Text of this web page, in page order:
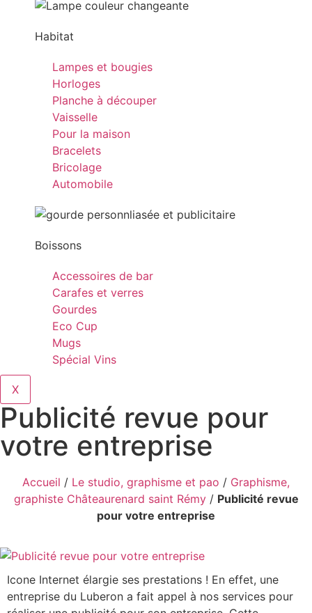
Habitat
Lampes et bougies
Horloges
Planche à découper
Vaisselle
Pour la maison
Bracelets
Bricolage
Automobile
Boissons
Accessoires de bar
Carafes et verres
Gourdes
Eco Cup
Mugs
Spécial Vins
X
Publicité revue pour
votre entreprise
Accueil / Le studio, graphisme et pao / Graphisme,
graphiste Châteaurenard saint Rémy/ Publicité revue
pour votre entreprise
Icone Internet élargie ses prestations ! En effet, une
entreprise du Luberon a fait appel à nos services pour